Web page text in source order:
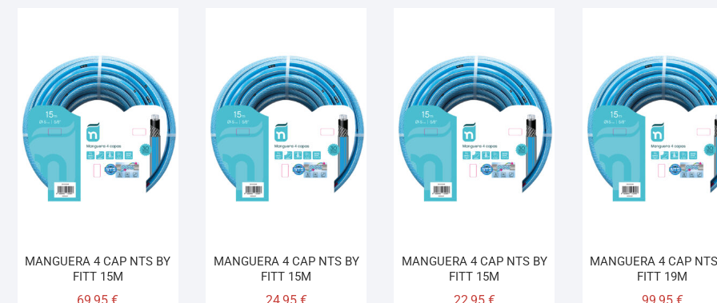
MANGUERA 4 CAP NTS BY
FITT 15M
MANGUERA 4 CAP NTS BY
FITT 15M
MANGUERA 4 CAP NTS BY
FITT 15M
MANGUERA 4 CAP
FITT 19M